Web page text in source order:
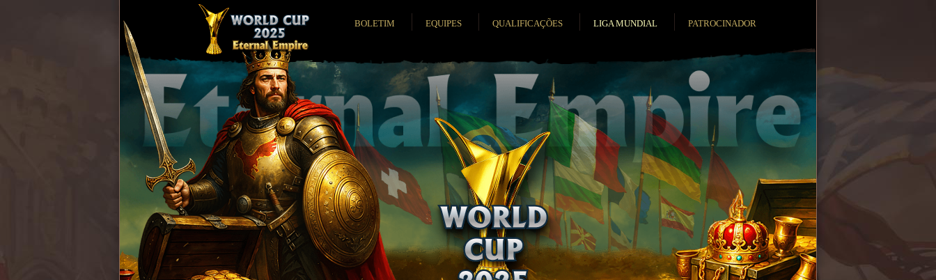
BOLETIM EQUIPES QUALIFICAÇÕES LIGA MUNDIAL PATROCINADOR